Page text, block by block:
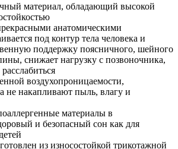
материал, обладающий высокой
анатомическими
под контур тела человека и
поддержку поясничного, шейного
снижает нагрузку с позвоночника,
воздухопроницаемости,
не накапливают пыль, влагу и
материалы в
и безопасный сон как для
из износостойкой трикотажной